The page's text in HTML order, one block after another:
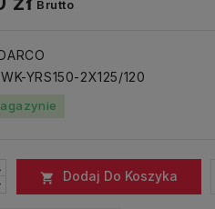
Brutto
YRS150-2X125/120
 Dodaj Do Koszyka